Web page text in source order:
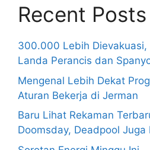
Recent Posts
300.000 Lebih Dievakuasi,
Landa Perancis dan
Mengenal Lebih Dekat
Aturan Bekerja di Jerman
Baru Lihat Rekaman
Doomsday, Deadpool Juga